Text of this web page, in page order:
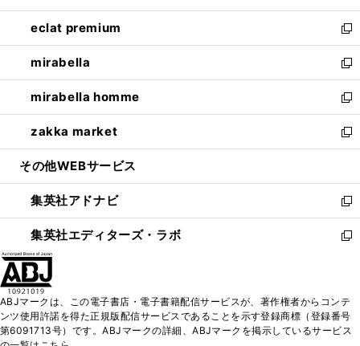
開
く
ウ
で
開
く
ン
ド
ウ
で
開
く
ウ
ィ
ン
ド
ウ
で
開
く
し
い
ウ
ィ
ン
ド
ウ
で
開
eclat premium
新
し
い
ウ
ィ
ン
ド
ウ
開
く
mirabella
新
し
い
ウ
ィ
ン
ウ
で
開
く
mirabella homme
新
し
い
ウ
ン
ド
ウ
で
zakka market
新
し
ウ
ィ
ン
ド
く
その他WEBサービス
集英社アドナビ
新
し
い
ド
ウ
で
集英社エディターズ・ラボ
新
ィ
ン
ABJマークは、この電子書店・電子書籍配信サービスが、著作権者からコンテ
ンツ使用許諾を得た正規版配信サービスであることを示す登録商標（登録番号
第6091713号）です。ABJマークの詳細、ABJマークを掲示しているサービス